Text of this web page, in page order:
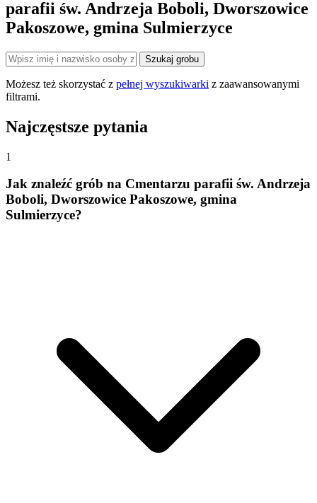
parafii św. Andrzeja Boboli, Dworszowice
Pakoszowe, gmina Sulmierzyce
Szukaj grobu
Możesz też skorzystać z pełnej wyszukiwarki z zaawansowanymi
filtrami.
Najczęstsze pytania
1
Jak znaleźć grób na Cmentarzu parafii św. Andrzeja
Boboli, Dworszowice Pakoszowe, gmina
Sulmierzyce?